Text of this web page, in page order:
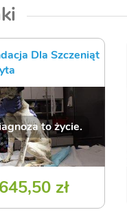
Dla Szczeniąt
to życie.
zł